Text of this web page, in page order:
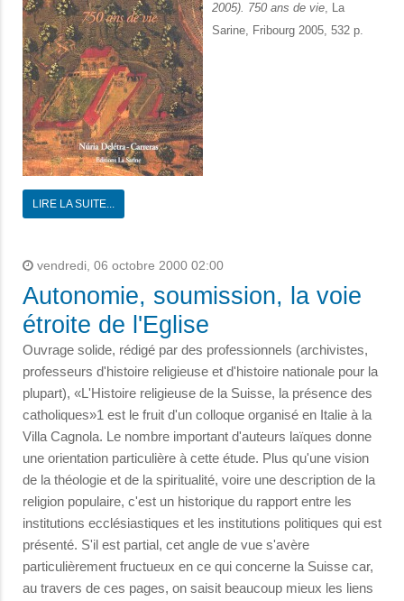
2005). 750 ans de vie, La
Sarine, Fribourg 2005, 532 p.
LIRE LA SUITE...
vendredi, 06 octobre 2000 02:00
Autonomie, soumission, la voie
étroite de l'Eglise
Ouvrage solide, rédigé par des professionnels (archivistes,
professeurs d'histoire religieuse et d'histoire nationale pour la
plupart), «L'Histoire religieuse de la Suisse, la présence des
catholiques»1 est le fruit d'un colloque organisé en Italie à la
Villa Cagnola. Le nombre important d'auteurs laïques donne
une orientation particulière à cette étude. Plus qu'une vision
de la théologie et de la spiritualité, voire une description de la
religion populaire, c'est un historique du rapport entre les
institutions ecclésiastiques et les institutions politiques qui est
présenté. S'il est partial, cet angle de vue s'avère
particulièrement fructueux en ce qui concerne la Suisse car,
au travers de ces pages, on saisit beaucoup mieux les liens